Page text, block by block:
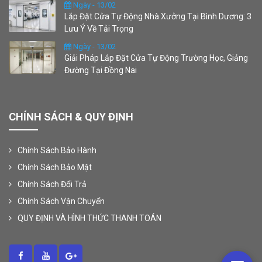
Ngày - 13/02
Lắp Đặt Cửa Tự Động Nhà Xưởng Tại Bình Dương: 3
Lưu Ý Về Tải Trọng
Ngày - 13/02
Giải Pháp Lắp Đặt Cửa Tự Động Trường Học, Giảng
Đường Tại Đồng Nai
CHÍNH SÁCH & QUY ĐỊNH
Chính Sách Bảo Hành
Chính Sách Bảo Mật
Chính Sách Đổi Trả
Chính Sách Vận Chuyển
QUY ĐỊNH VÀ HÌNH THỨC THANH TOÁN